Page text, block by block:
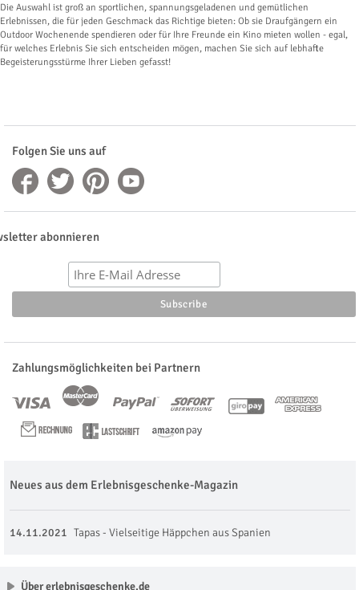
Die Auswahl ist groß an sportlichen, spannungsgeladenen und gemütlichen
Erlebnissen, die für jeden Geschmack das Richtige bieten: Ob sie Draufgängern ein
Outdoor Wochenende spendieren oder für Ihre Freunde ein Kino mieten wollen - egal,
für welches Erlebnis Sie sich entscheiden mögen, machen Sie sich auf lebhafte
Begeisterungsstürme Ihrer Lieben gefasst!
Folgen Sie uns auf
abonnieren
Zahlungsmöglichkeiten bei Partnern
Neues aus dem Erlebnisgeschenke-Magazin
14.11.2021 Tapas - Vielseitige Häppchen aus Spanien
Über erlebnisgeschenke.de